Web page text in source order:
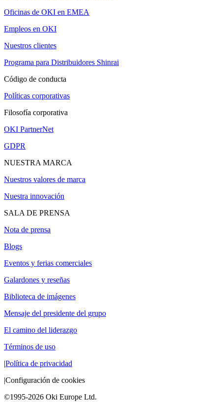
Oficinas de OKI en EMEA
Empleos en OKI
Nuestros clientes
Programa para Distribuidores Shinrai
Código de conducta
Políticas corporativas
Filosofía corporativa
OKI PartnerNet
GDPR
NUESTRA MARCA
Nuestros valores de marca
Nuestra innovación
SALA DE PRENSA
Nota de prensa
Blogs
Eventos y ferias comerciales
Galardones y reseñas
Biblioteca de imágenes
Mensaje del presidente del grupo
El camino del liderazgo
Términos de uso
|Política de privacidad
|Configuración de cookies
©1995-2026 Oki Europe Ltd.